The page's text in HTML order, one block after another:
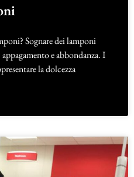
Sognare dei lamponi
e abbondanza. I
la dolcezza